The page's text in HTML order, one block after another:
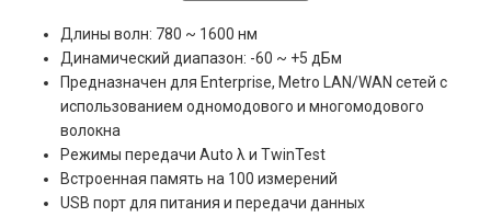
Длины волн: 780 ~ 1600 нм
Динамический диапазон: -60 ~ +5 дБм
Предназначен для Enterprise, Metro LAN/WAN сетей с
использованием одномодового и многомодового
волокна
Режимы передачи Auto λ и TwinTest
Встроенная память на 100 измерений
USB порт для питания и передачи данных